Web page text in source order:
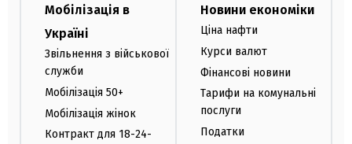
Мобілізація в
Україні
Звільнення з військової
служби
Мобілізація 50+
Мобілізація жінок
Контракт для 18-24-
Новини економіки
Ціна нафти
Курси валют
Фінансові новини
Тарифи на комунальні
послуги
Податки